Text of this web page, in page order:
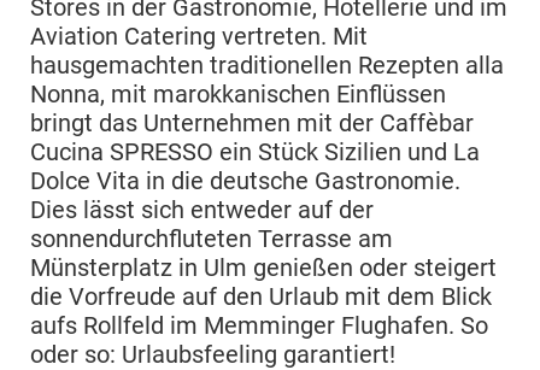
Stores in der Gastronomie, Hotellerie und im
Aviation Catering vertreten. Mit
hausgemachten traditionellen Rezepten alla
Nonna, mit marokkanischen Einflüssen
bringt das Unternehmen mit der Caffèbar
Cucina SPRESSO ein Stück Sizilien und La
Dolce Vita in die deutsche Gastronomie.
Dies lässt sich entweder auf der
sonnendurchfluteten Terrasse am
Münsterplatz in Ulm genießen oder steigert
die Vorfreude auf den Urlaub mit dem Blick
aufs Rollfeld im Memminger Flughafen. So
oder so: Urlaubsfeeling garantiert!